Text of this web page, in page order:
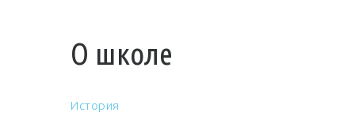
О школе
История